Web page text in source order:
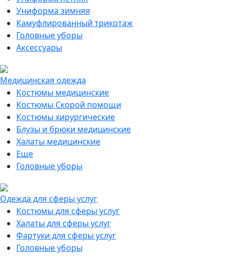
Униформа зимняя
Камуфлированный трикотаж
Головные уборы
Аксессуары
Медицинская одежда
Костюмы медицинские
Костюмы Скорой помощи
Костюмы хирургические
Блузы и брюки медицинские
Халаты медицинские
Еще
Головные уборы
Одежда для сферы услуг
Костюмы для сферы услуг
Халаты для сферы услуг
Фартуки для сферы услуг
Головные уборы